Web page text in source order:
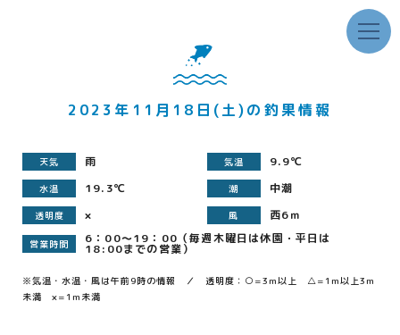
2023年11月18日(土)の釣果情報
天気 雨 気温 9.9℃
水温 19.3℃ 潮 中潮
透明度 × 風 西6ｍ
営業時間 6：00～19：00（毎週木曜日は休園・平日は
18:00までの営業）
※気温・水温・風は午前9時の情報 ／ 透明度：○=3m以上 △=1m以上3m
未満 ×=1m未満